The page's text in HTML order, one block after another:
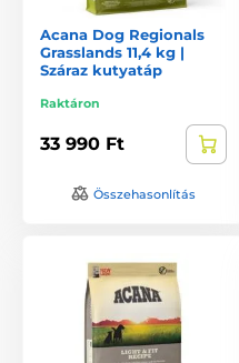
Acana Dog Regionals
Grasslands 11,4 kg |
Száraz kutyatáp
Raktáron
33 990 Ft
Összehasonlítás